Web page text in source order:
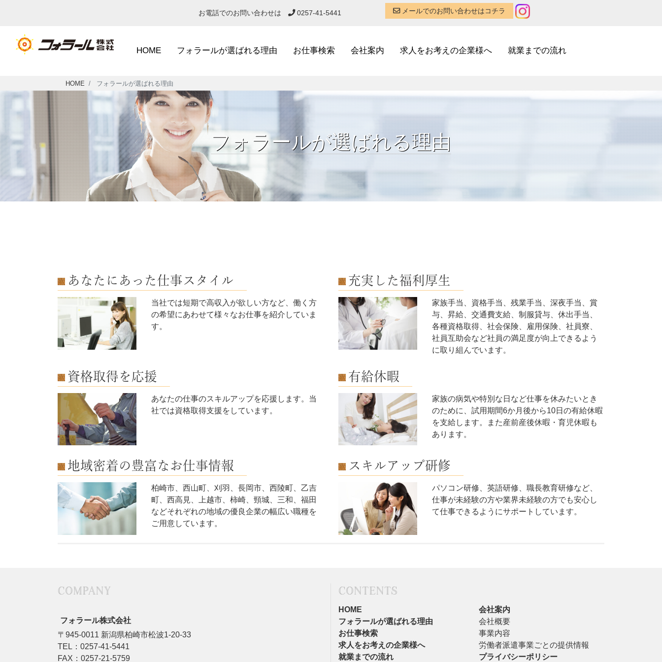
お電話でのお問い合わせは 0257-41-5441 メールでのお問い合わせはコチラ
HOME フォラールが選ばれる理由 お仕事検索 会社案内 求人をお考えの企業様へ 就業までの流れ
HOME フォラールが選ばれる理由
フォラールが選ばれる理由
あなたにあった仕事スタイル
当社では短期で高収入が欲しい方など、働く方
の希望にあわせて様々なお仕事を紹介していま
す。
充実した福利厚生
家族手当、資格手当、残業手当、深夜手当、賞
与、昇給、交通費支給、制服貸与、休出手当、
各種資格取得、社会保険、雇用保険、社員寮、
社員互助会など社員の満足度が向上できるよう
に取り組んでいます。
資格取得を応援
あなたの仕事のスキルアップを応援します。当
社では資格取得支援をしています。
有給休暇
家族の病気や特別な日など仕事を休みたいとき
のために、試用期間6か月後から10日の有給休暇
を支給します。また産前産後休暇・育児休暇も
あります。
地域密着の豊富なお仕事情報
柏崎市、西山町、刈羽、長岡市、西陵町、乙吉
町、西高見、上越市、柿崎、頸城、三和、福田
などそれぞれの地域の優良企業の幅広い職種を
ご用意しています。
スキルアップ研修
パソコン研修、英語研修、職長教育研修など、
仕事が未経験の方や業界未経験の方でも安心し
て仕事できるようにサポートしています。
COMPANY
フォラール株式会社
〒945-0011 新潟県柏崎市松波1-20-33
TEL：0257-41-5441
FAX：0257-21-5759
CONTENTS
HOME
フォラールが選ばれる理由
お仕事検索
求人をお考えの企業様へ
就業までの流れ
会社案内
会社概要
事業内容
労働者派遣事業ごとの提供情報
プライバシーポリシー